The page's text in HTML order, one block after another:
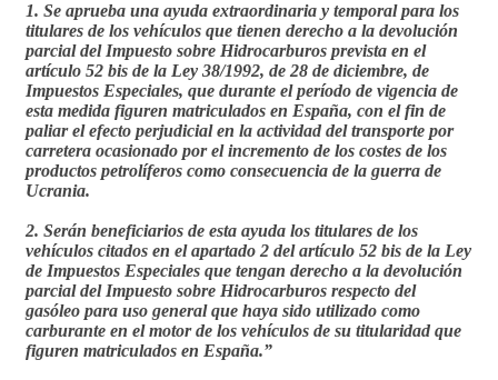
1. Se aprueba una ayuda extraordinaria y temporal para los
titulares de los vehículos que tienen derecho a la devolución
parcial del Impuesto sobre Hidrocarburos prevista en el
artículo 52 bis de la Ley 38/1992, de 28 de diciembre, de
Impuestos Especiales, que durante el período de vigencia de
esta medida figuren matriculados en España, con el fin de
paliar el efecto perjudicial en la actividad del transporte por
carretera ocasionado por el incremento de los costes de los
productos petrolíferos como consecuencia de la guerra de
Ucrania.
2. Serán beneficiarios de esta ayuda los titulares de los
vehículos citados en el apartado 2 del artículo 52 bis de la Ley
de Impuestos Especiales que tengan derecho a la devolución
parcial del Impuesto sobre Hidrocarburos respecto del
gasóleo para uso general que haya sido utilizado como
carburante en el motor de los vehículos de su titularidad que
figuren matriculados en España.”